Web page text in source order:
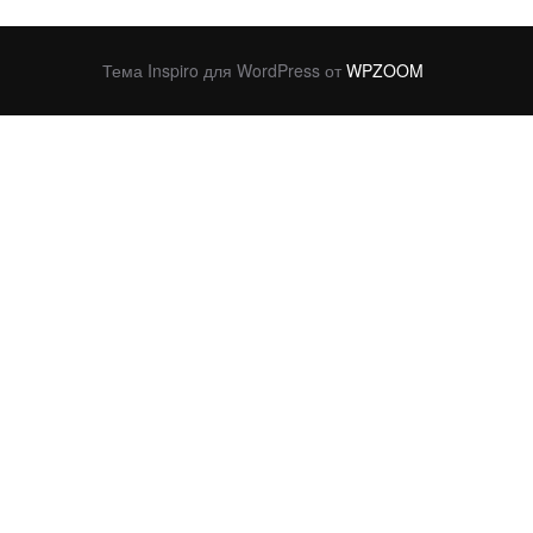
Тема Inspiro для WordPress от WPZOOM